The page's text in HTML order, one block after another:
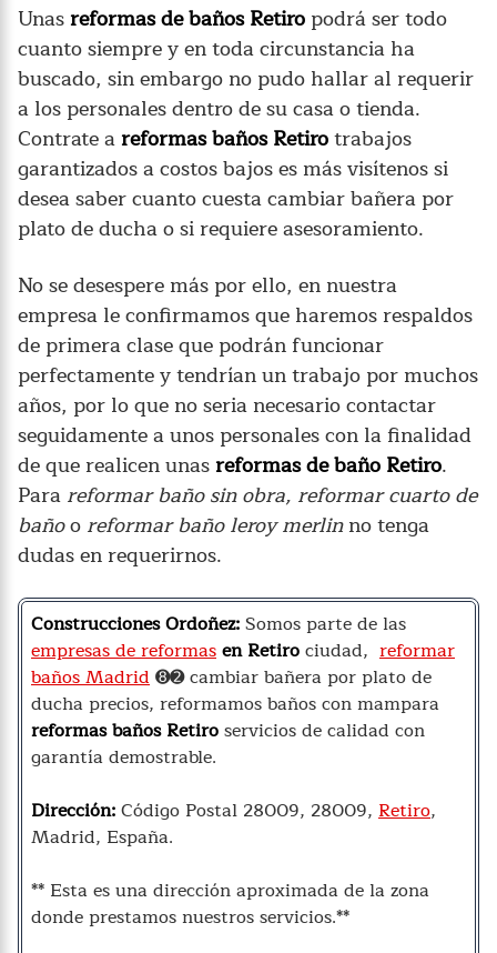
Unasreformas de baños Retiro podrá ser todo
cuanto siempre y en toda circunstancia ha
buscado, sin embargo no pudo hallar al requerir
a los personales dentro de su casa o tienda.
Contrate areformas baños Retirotrabajos
garantizados a costos bajos es más visítenos si
desea saber cuanto cuesta cambiar bañera por
plato de ducha o si requiere asesoramiento.
No se desespere más por ello, en nuestra
empresa le confirmamos que haremos respaldos
de primera clase que podrán funcionar
perfectamente y tendrían un trabajo por muchos
años, por lo que no seria necesario contactar
seguidamente a unos personales con la finalidad
de que realicen unasreformas de baño Retiro.
Para reformar baño sin obra, reformar cuarto de
bañoo reformar baño leroy merlinno tenga
dudas en requerirnos.
Construcciones Ordoñez:Somos parte de las
empresas de reformasen Retirociudad, reformar
baños Madrid➑➋ cambiar bañera por plato de
ducha precios, reformamos baños con mampara
reformas baños Retiroservicios de calidad con
garantía demostrable.
Dirección:Código Postal 28009, 28009, Retiro,
Madrid, España.
** Esta es una dirección aproximada de la zona
donde prestamos nuestros servicios.**